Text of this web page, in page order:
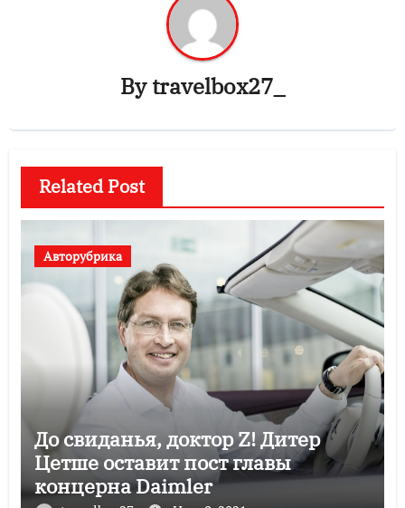
Bytravelbox27_
Related Post
Авторубрика
До свиданья, доктор Z! Дитер
Цетше оставит пост главы
концерна Daimler